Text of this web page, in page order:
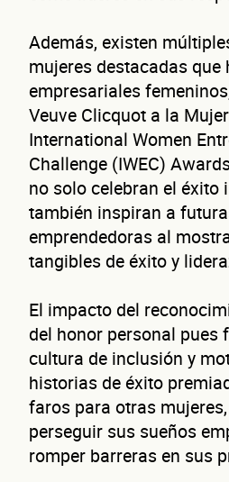
Además, existen
mujeres destacadas
empresariales
Veuve Clicquot a la
International Women
Challenge (IWEC)
no solo celebran el éxito
también inspiran a
emprendedoras al
tangibles de éxito y
El impacto del
del honor personal pues
cultura de inclusión y
historias de éxito
faros para otras
perseguir sus sueños
romper barreras en sus
¿Cuánto factura tu negocio al
Esto nos ayuda a ofrecerte la línea de